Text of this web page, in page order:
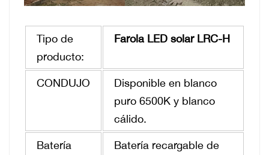
Tipo de
producto:
Farola LED solar LRC-H
CONDUJO
Disponible en blanco
puro 6500K y blanco
cálido.
Batería
Batería recargable de